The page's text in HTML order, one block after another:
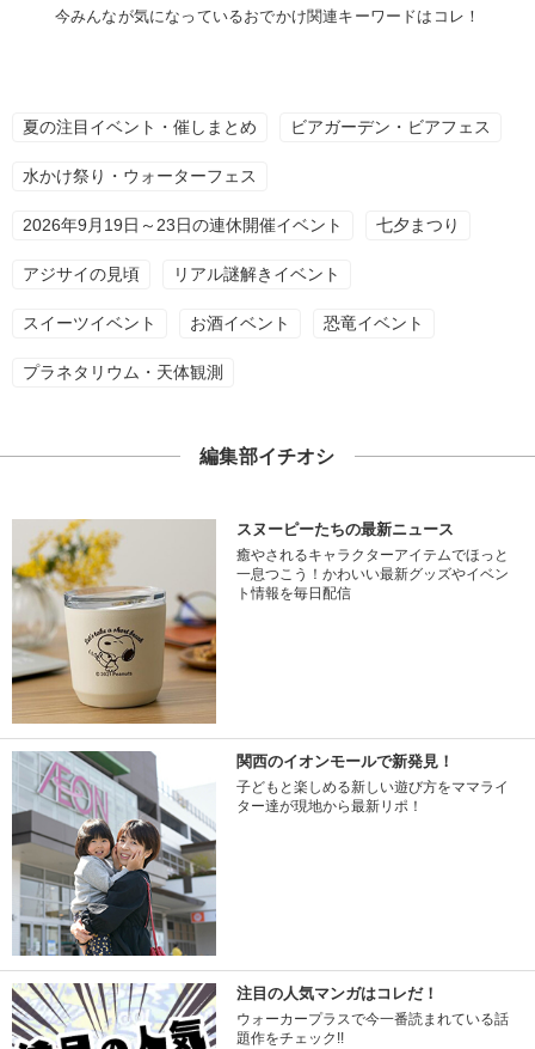
今みんなが気になっているおでかけ関連キーワードはコレ！
夏の注目イベント・催しまとめ ビアガーデン・ビアフェス
水かけ祭り・ウォーターフェス
2026年9月19日～23日の連休開催イベント 七夕まつり
アジサイの見頃 リアル謎解きイベント
スイーツイベント お酒イベント 恐竜イベント
プラネタリウム・天体観測
編集部イチオシ
スヌーピーたちの最新ニュース
癒やされるキャラクターアイテムでほっと
一息つこう！かわいい最新グッズやイベン
ト情報を毎日配信
関西のイオンモールで新発見！
子どもと楽しめる新しい遊び方をママライ
ター達が現地から最新リポ！
注目の人気マンガはコレだ！
ウォーカープラスで今一番読まれている話
題作をチェック!!